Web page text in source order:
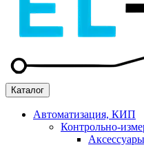
Каталог
Автоматизация, КИП
Контрольно-